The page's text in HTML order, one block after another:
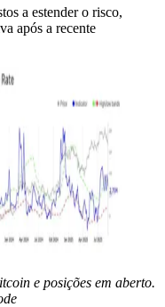
a estender o risco,
após a recente
e posições em aberto.